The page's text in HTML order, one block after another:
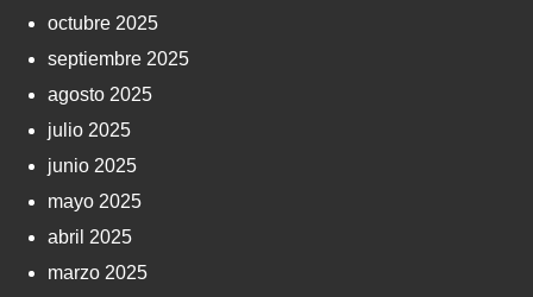
octubre 2025
septiembre 2025
agosto 2025
julio 2025
junio 2025
mayo 2025
abril 2025
marzo 2025